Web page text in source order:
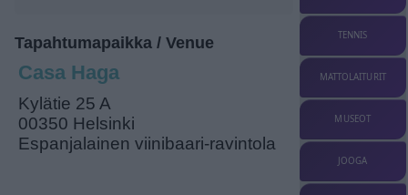
Tapahtumapaikka / Venue
Casa Haga
Kylätie 25 A
00350 Helsinki
Espanjalainen viinibaari-ravintola
TENNIS
MATTOLAITURIT
MUSEOT
JOOGA